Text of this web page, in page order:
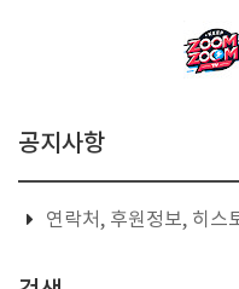
공지사항
연락처, 후원정보, 히스